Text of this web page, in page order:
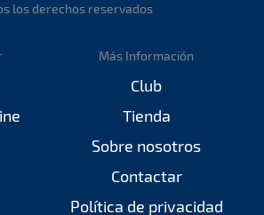
los derechos reservados
Más Información
Club
Tienda
Sobre nosotros
Contactar
Política de privacidad